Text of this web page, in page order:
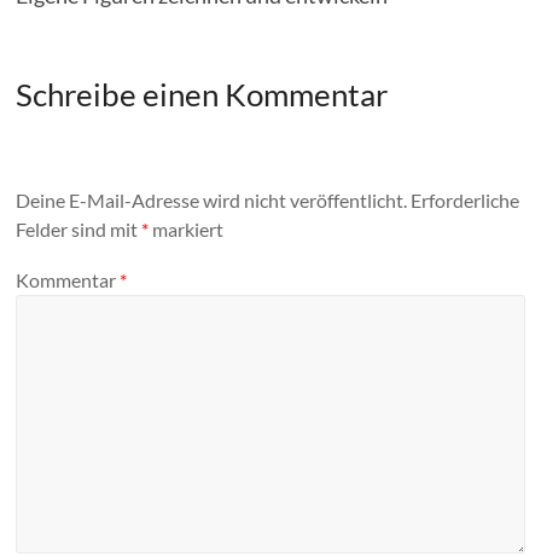
Schreibe einen Kommentar
Deine E-Mail-Adresse wird nicht veröffentlicht. Erforderliche
Felder sind mit * markiert
Kommentar *